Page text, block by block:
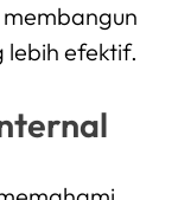
lebih efektif.